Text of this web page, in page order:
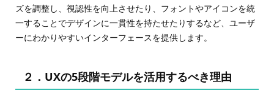
ズを調整し、視認性を向上させたり、フォントやアイコンを統
一することでデザインに一貫性を持たせたりするなど、ユーザ
ーにわかりやすいインターフェースを提供します。
２．UXの5段階モデルを活用するべき理由